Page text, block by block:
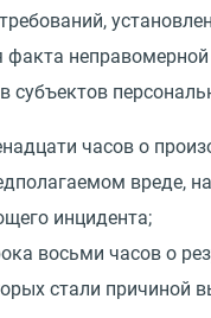
факта
субъектов
часов о
вреде,
инцидента;
восьми часов о
стали причиной